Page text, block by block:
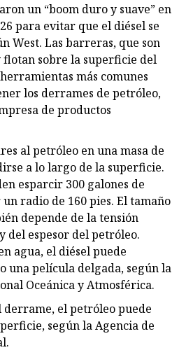
un “boom duro y suave” en
para evitar que el diésel se
West. Las barreras, que son
sobre la superficie del
más comunes
los derrames de petróleo,
de productos
al petróleo en una masa de
a lo largo de la superficie.
esparcir 300 galones de
radio de 160 pies. El tamaño
depende de la tensión
del espesor del petróleo.
agua, el diésel puede
una película delgada, según la
Oceánica y Atmosférica.
derrame, el petróleo puede
según la Agencia de